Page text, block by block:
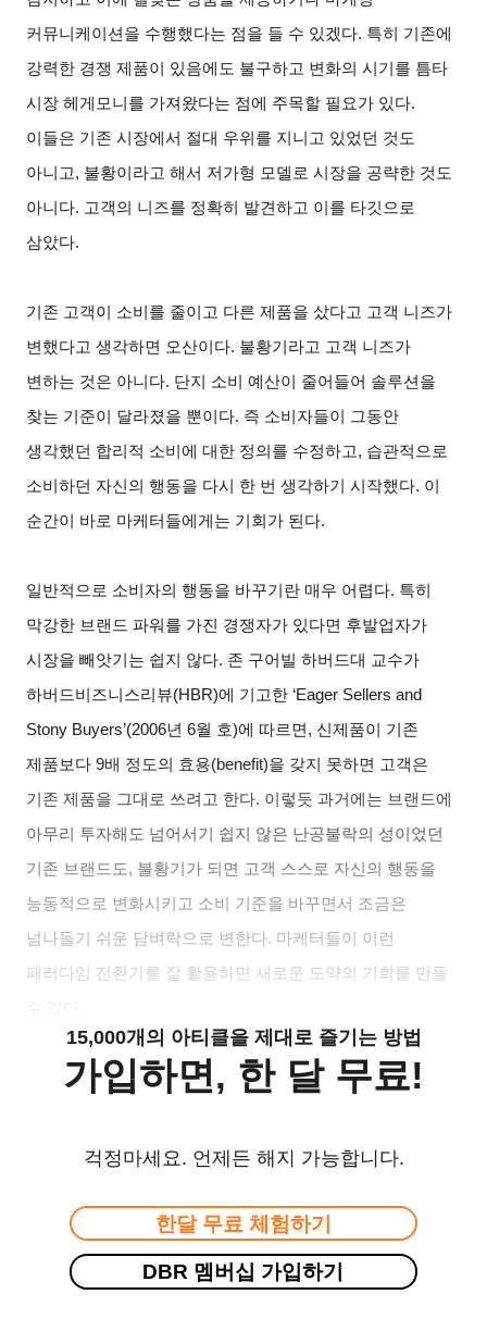
커뮤니케이션을 수행했다는 점을 들 수 있겠다. 특히 기존에
강력한 경쟁 제품이 있음에도 불구하고 변화의 시기를 틈타
시장 헤게모니를 가져왔다는 점에 주목할 필요가 있다.
이들은 기존 시장에서 절대 우위를 지니고 있었던 것도
아니고, 불황이라고 해서 저가형 모델로 시장을 공략한 것도
아니다. 고객의 니즈를 정확히 발견하고 이를 타깃으로
삼았다.
기존 고객이 소비를 줄이고 다른 제품을 샀다고 고객 니즈가
변했다고 생각하면 오산이다. 불황기라고 고객 니즈가
변하는 것은 아니다. 단지 소비 예산이 줄어들어 솔루션을
찾는 기준이 달라졌을 뿐이다. 즉 소비자들이 그동안
생각했던 합리적 소비에 대한 정의를 수정하고, 습관적으로
소비하던 자신의 행동을 다시 한 번 생각하기 시작했다. 이
순간이 바로 마케터들에게는 기회가 된다.
일반적으로 소비자의 행동을 바꾸기란 매우 어렵다. 특히
막강한 브랜드 파워를 가진 경쟁자가 있다면 후발업자가
시장을 빼앗기는 쉽지 않다. 존 구어빌 하버드대 교수가
하버드비즈니스리뷰(HBR)에 기고한 ‘Eager Sellers and
Stony Buyers’(2006년 6월 호)에 따르면, 신제품이 기존
제품보다 9배 정도의 효용(benefit)을 갖지 못하면 고객은
기존 제품을 그대로 쓰려고 한다. 이렇듯 과거에는 브랜드에
아무리 투자해도 넘어서기 쉽지 않은 난공불락의 성이었던
기존 브랜드도, 불황기가 되면 고객 스스로 자신의 행동을
능동적으로 변화시키고 소비 기준을 바꾸면서 조금은
넘나들기 쉬운 담벼락으로 변한다. 마케터들이 이런
패러다임 전환기를 잘 활용하면 새로운 도약의 기회를 만들
15,000개의 아티클을 제대로 즐기는 방법
가입하면, 한 달 무료!
걱정마세요. 언제든 해지 가능합니다.
한달 무료 체험하기
DBR 멤버십 가입하기